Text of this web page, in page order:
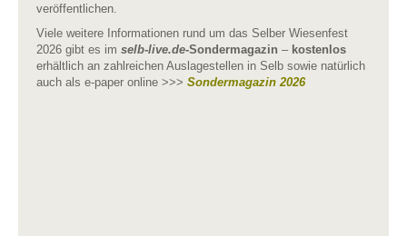
veröffentlichen.
Viele weitere Informationen rund um das Selber Wiesenfest
2026 gibt es im selb-live.de-Sondermagazin – kostenlos
erhältlich an zahlreichen Auslagestellen in Selb sowie natürlich
auch als e-paper online >>> Sondermagazin 2026